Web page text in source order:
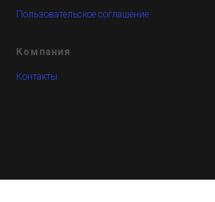
Пользовательское соглашение
Компания
Контакты